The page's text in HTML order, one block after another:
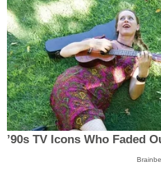
’90s TV Icons Who Faded